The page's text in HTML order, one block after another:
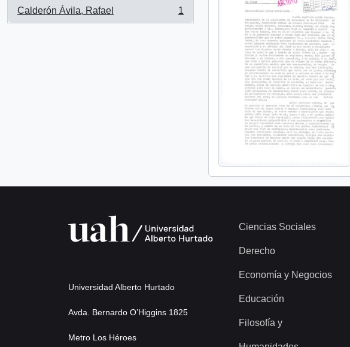
Calderón Ávila, Rafael
, 1 resultados
1
Universidad Alberto Hurtado
Avda. Bernardo O’Higgins 1825
Metro Los Héroes
Ciencias Sociales
Derecho
Economía y Negocios
Educación
Filosofía y